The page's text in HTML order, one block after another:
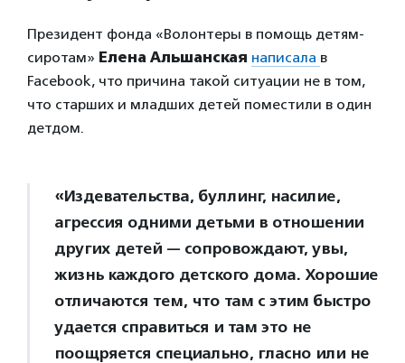
Президент фонда «Волонтеры в помощь детям-
сиротам» Елена Альшанская написала в
Facebook, что причина такой ситуации не в том,
что старших и младших детей поместили в один
детдом.
«Издевательства, буллинг, насилие,
агрессия одними детьми в отношении
других детей — сопровождают, увы,
жизнь каждого детского дома. Хорошие
отличаются тем, что там с этим быстро
удается справиться и там это не
поощряется специально, гласно или не